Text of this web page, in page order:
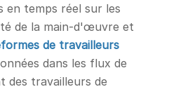
en temps réel sur les
de la main-d'œuvre et
de travailleurs
dans les flux de
des travailleurs de